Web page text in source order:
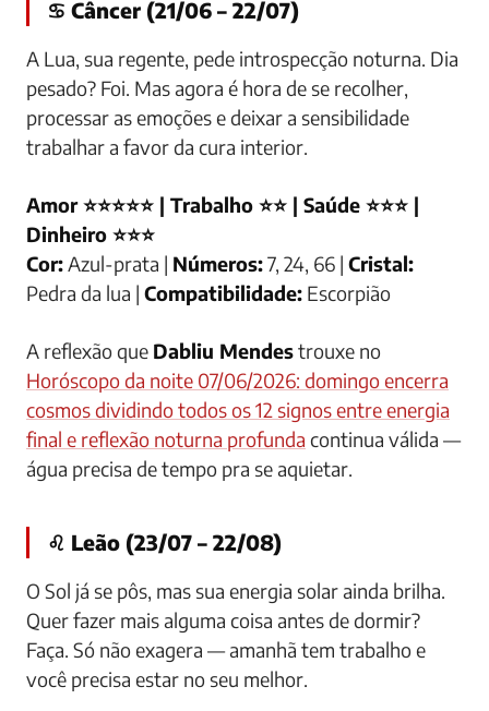
♋ Câncer (21/06 – 22/07)
A Lua, sua regente, pede introspecção noturna. Dia
pesado? Foi. Mas agora é hora de se recolher,
processar as emoções e deixar a sensibilidade
trabalhar a favor da cura interior.
Amor ⭐⭐⭐⭐⭐ | Trabalho ⭐⭐ | Saúde ⭐⭐⭐ |
Dinheiro ⭐⭐⭐
Cor:Azul-prata | Números:7, 24, 66 | Cristal:
Pedra da lua | Compatibilidade: Escorpião
A reflexão que Dabliu Mendestrouxe no
Horóscopo da noite 07/06/2026: domingo encerra
cosmos dividindo todos os 12 signos entre energia
final e reflexão noturna profunda continua válida —
água precisa de tempo pra se aquietar.
♌ Leão (23/07 – 22/08)
O Sol já se pôs, mas sua energia solar ainda brilha.
Quer fazer mais alguma coisa antes de dormir?
Faça. Só não exagera — amanhã tem trabalho e
você precisa estar no seu melhor.